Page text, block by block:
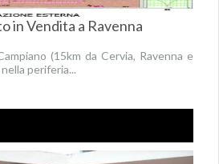
in Vendita a Ravenna
(15km da Cervia, Ravenna e
periferia...